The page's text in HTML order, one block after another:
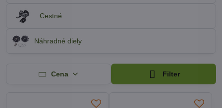
Cestné
Náhradné diely
Cena Filter